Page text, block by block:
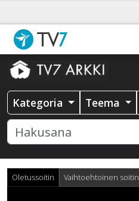
Kategoria Teema
Oletussoitin Vaihtoehtoinen soitin